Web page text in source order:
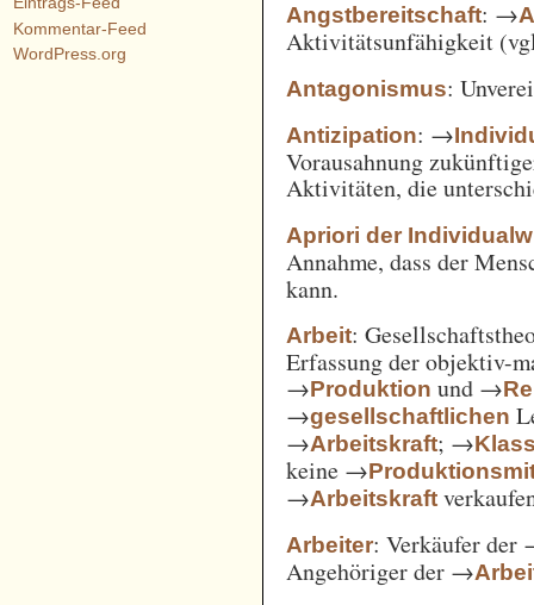
Angstbereitschaft: →
Aktivitätsunfähigkeit
Antagonismus:
Antizipation: →
Vorausahnung
Aktivitäten, die
Apriori der
Annahme, dass der
kann.
Arbeit:
Erfassung der objektiv-
→Produktion und →
→gesellschaftlichen
→Arbeitskraft; →
keine →
→Arbeitskraft
Arbeiter: Verkäufer der
Angehöriger der →
Kommentar-Feed
WordPress.org